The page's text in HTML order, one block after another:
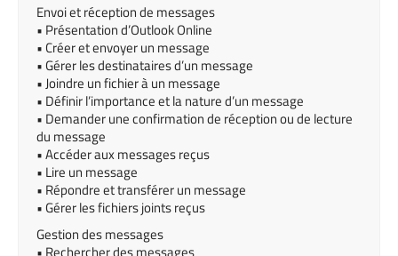
Envoi et réception de messages
• Présentation d’Outlook Online
• Créer et envoyer un message
• Gérer les destinataires d’un message
• Joindre un fichier à un message
• Définir l’importance et la nature d’un message
• Demander une confirmation de réception ou de lecture
du message
• Accéder aux messages reçus
• Lire un message
• Répondre et transférer un message
• Gérer les fichiers joints reçus
Gestion des messages
• Rechercher des messages